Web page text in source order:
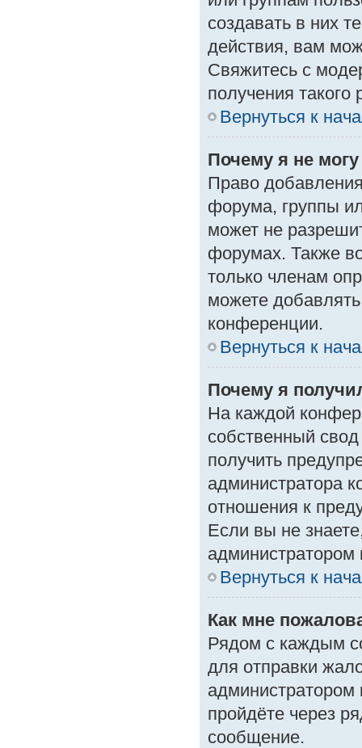
создавать в них
действия, вам
Свяжитесь с
получения такого
Вернуться к
Почему я не
Право
форума, группы
может не
форумах. Также
только членам
можете
конференции.
Вернуться к
Почему я
На каждой
собственный
получить
администратора
отношения к
Если вы не
Вернуться к
Как мне
Рядом с каждым
для отправки
пройдёте через
сообщение.